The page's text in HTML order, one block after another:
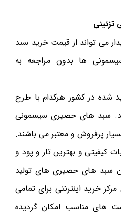
می تواند از قیمت خرید سبد
ها بدون مراجعه به
شده در کشور هرکدام با طرح
سبد های حصیری سیسمونی
پرفروش و معتبر می باشند.
و بهترین تار و پود و
سبد های حصیری های تولید
خرید اینترنتی برای تمامی
های مناسب امکان گردیده